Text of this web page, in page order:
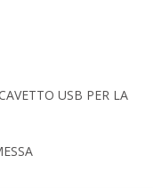
USB PER LA